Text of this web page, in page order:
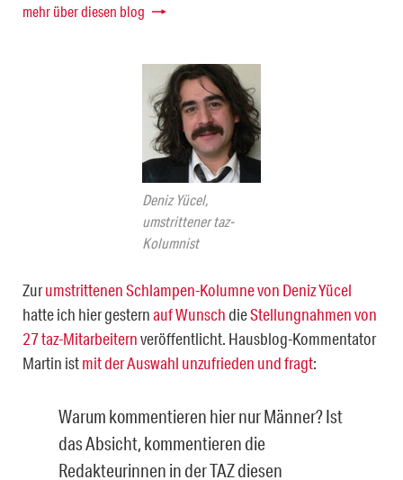
mehr über diesen blog
Deniz Yücel,
umstrittener taz-
Kolumnist
Zurumstrittenen Schlampen-Kolumne von Deniz Yücel
hatte ich hier gesternauf WunschdieStellungnahmen von
27 taz-Mitarbeiternveröffentlicht. Hausblog-Kommentator
Martin istmit der Auswahl unzufrieden und fragt:
Warum kommentieren hier nur Männer? Ist
das Absicht, kommentieren die
Redakteurinnen in der TAZ diesen